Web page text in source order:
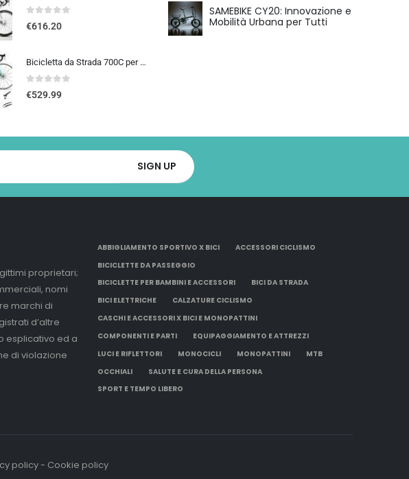
0out of 5
€616.20
Bicicletta da Strada 700C per Uomo Donna, Bicicletta da Corsa con Freno a Disco 24/27/30 velocità, Telaio in Acciaio ad Al…
0out of 5
€529.99
SAMEBIKE CY20: Innovazione e
Mobilità Urbana per Tutti
proprietari;
nomi
marchi di
d’altre
esplicativo ed a
di violazione
ABBIGLIAMENTO SPORTIVO X BICI
ACCESSORI CICLISMO
BICICLETTE DA PASSEGGIO
BICICLETTE PER BAMBINI E ACCESSORI
BICI DA STRADA
BICI ELETTRICHE
CALZATURE CICLISMO
CASCHI E ACCESSORI X BICI E MONOPATTINI
COMPONENTI E PARTI
EQUIPAGGIAMENTO E ATTREZZI
LUCI E RIFLETTORI
MONOCICLI MONOPATTINI
MTB
OCCHIALI
SALUTE E CURA DELLA PERSONA
SPORT E TEMPO LIBERO
policy - Cookie policy